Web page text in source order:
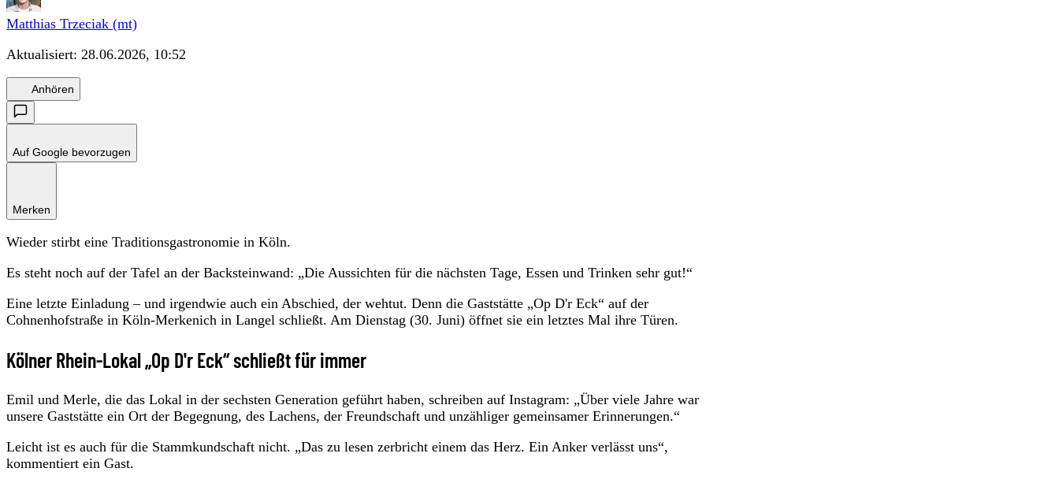
Matthias Trzeciak (mt)
Aktualisiert: 28.06.2026, 10:52
Anhören
Auf Google bevorzugen
Merken
Wieder stirbt eine Traditionsgastronomie in Köln.
Es steht noch auf der Tafel an der Backsteinwand: „Die Aussichten für die nächsten Tage, Essen und Trinken sehr gut!“
Eine letzte Einladung – und irgendwie auch ein Abschied, der wehtut. Denn die Gaststätte „Op D'r Eck“ auf der
Cohnenhofstraße in Köln-Merkenich in Langel schließt. Am Dienstag (30. Juni) öffnet sie ein letztes Mal ihre Türen.
Kölner Rhein-Lokal „Op D'r Eck“ schließt für immer
Emil und Merle, die das Lokal in der sechsten Generation geführt haben, schreiben auf Instagram: „Über viele Jahre war
unsere Gaststätte ein Ort der Begegnung, des Lachens, der Freundschaft und unzähliger gemeinsamer Erinnerungen.“
Leicht ist es auch für die Stammkundschaft nicht. „Das zu lesen zerbricht einem das Herz. Ein Anker verlässt uns“,
kommentiert ein Gast.